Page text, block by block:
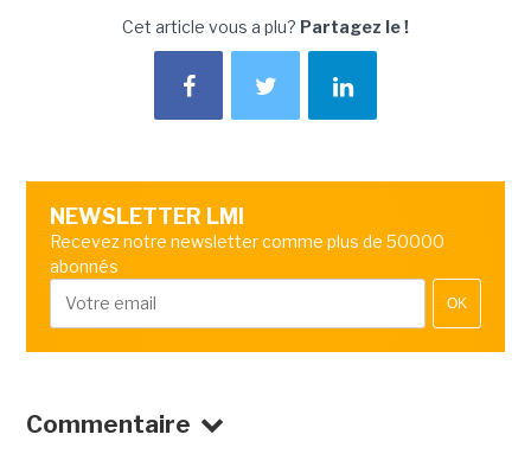
Cet article vous a plu? Partagez le !
NEWSLETTER LMI
Recevez notre newsletter comme plus de 50000
abonnés
OK
Commentaire